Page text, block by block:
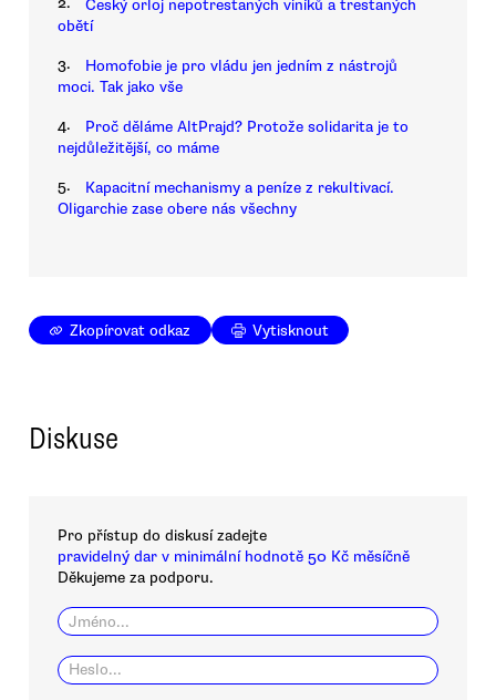
Český orloj nepotrestaných viníků a trestaných
obětí
3.
Homofobie je pro vládu jen jedním z nástrojů
moci. Tak jako vše
4.
Proč děláme AltPrajd? Protože solidarita je to
nejdůležitější, co máme
5.
Kapacitní mechanismy a peníze z rekultivací.
Oligarchie zase obere nás všechny
Zkopírovat odkaz Vytisknout
Diskuse
Pro přístup do diskusí zadejte
pravidelný dar v minimální hodnotě 50 Kč měsíčně
Děkujeme za podporu.